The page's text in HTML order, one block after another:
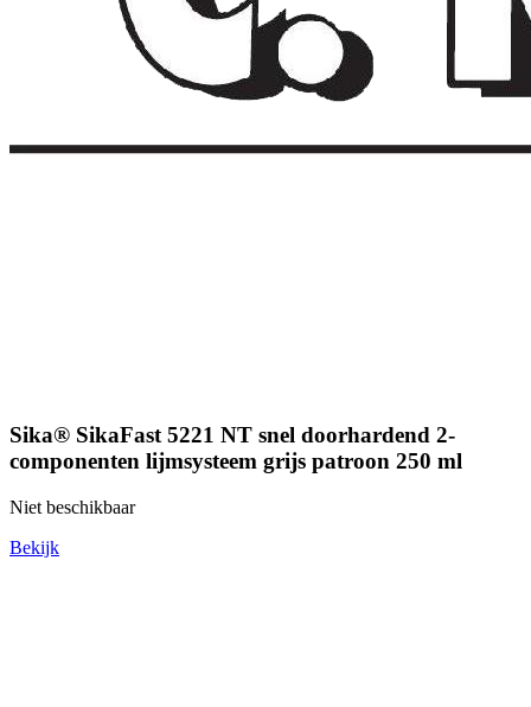
Sika® SikaFast 5221 NT snel doorhardend 2-
componenten lijmsysteem grijs patroon 250 ml
Niet beschikbaar
Bekijk